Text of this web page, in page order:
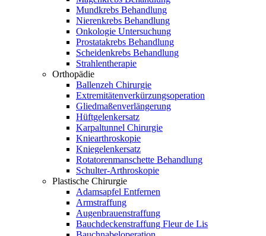
Mundkrebs Behandlung
Nierenkrebs Behandlung
Onkologie Untersuchung
Prostatakrebs Behandlung
Scheidenkrebs Behandlung
Strahlentherapie
Orthopädie
Ballenzeh Chirurgie
Extremitätenverkürzungsoperation
Gliedmaßenverlängerung
Hüftgelenkersatz
Karpaltunnel Chirurgie
Kniearthroskopie
Kniegelenkersatz
Rotatorenmanschette Behandlung
Schulter-Arthroskopie
Plastische Chirurgie
Adamsapfel Entfernen
Armstraffung
Augenbrauenstraffung
Bauchdeckenstraffung Fleur de Lis